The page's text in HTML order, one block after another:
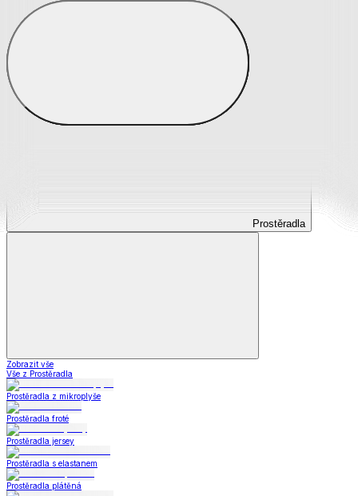
Prostěradla
Prostěradla
Zobrazit vše
Vše z Prostěradla
Prostěradla z mikroplyše
Prostěradla froté
Prostěradla jersey
Prostěradla s elastanem
Prostěradla plátěná